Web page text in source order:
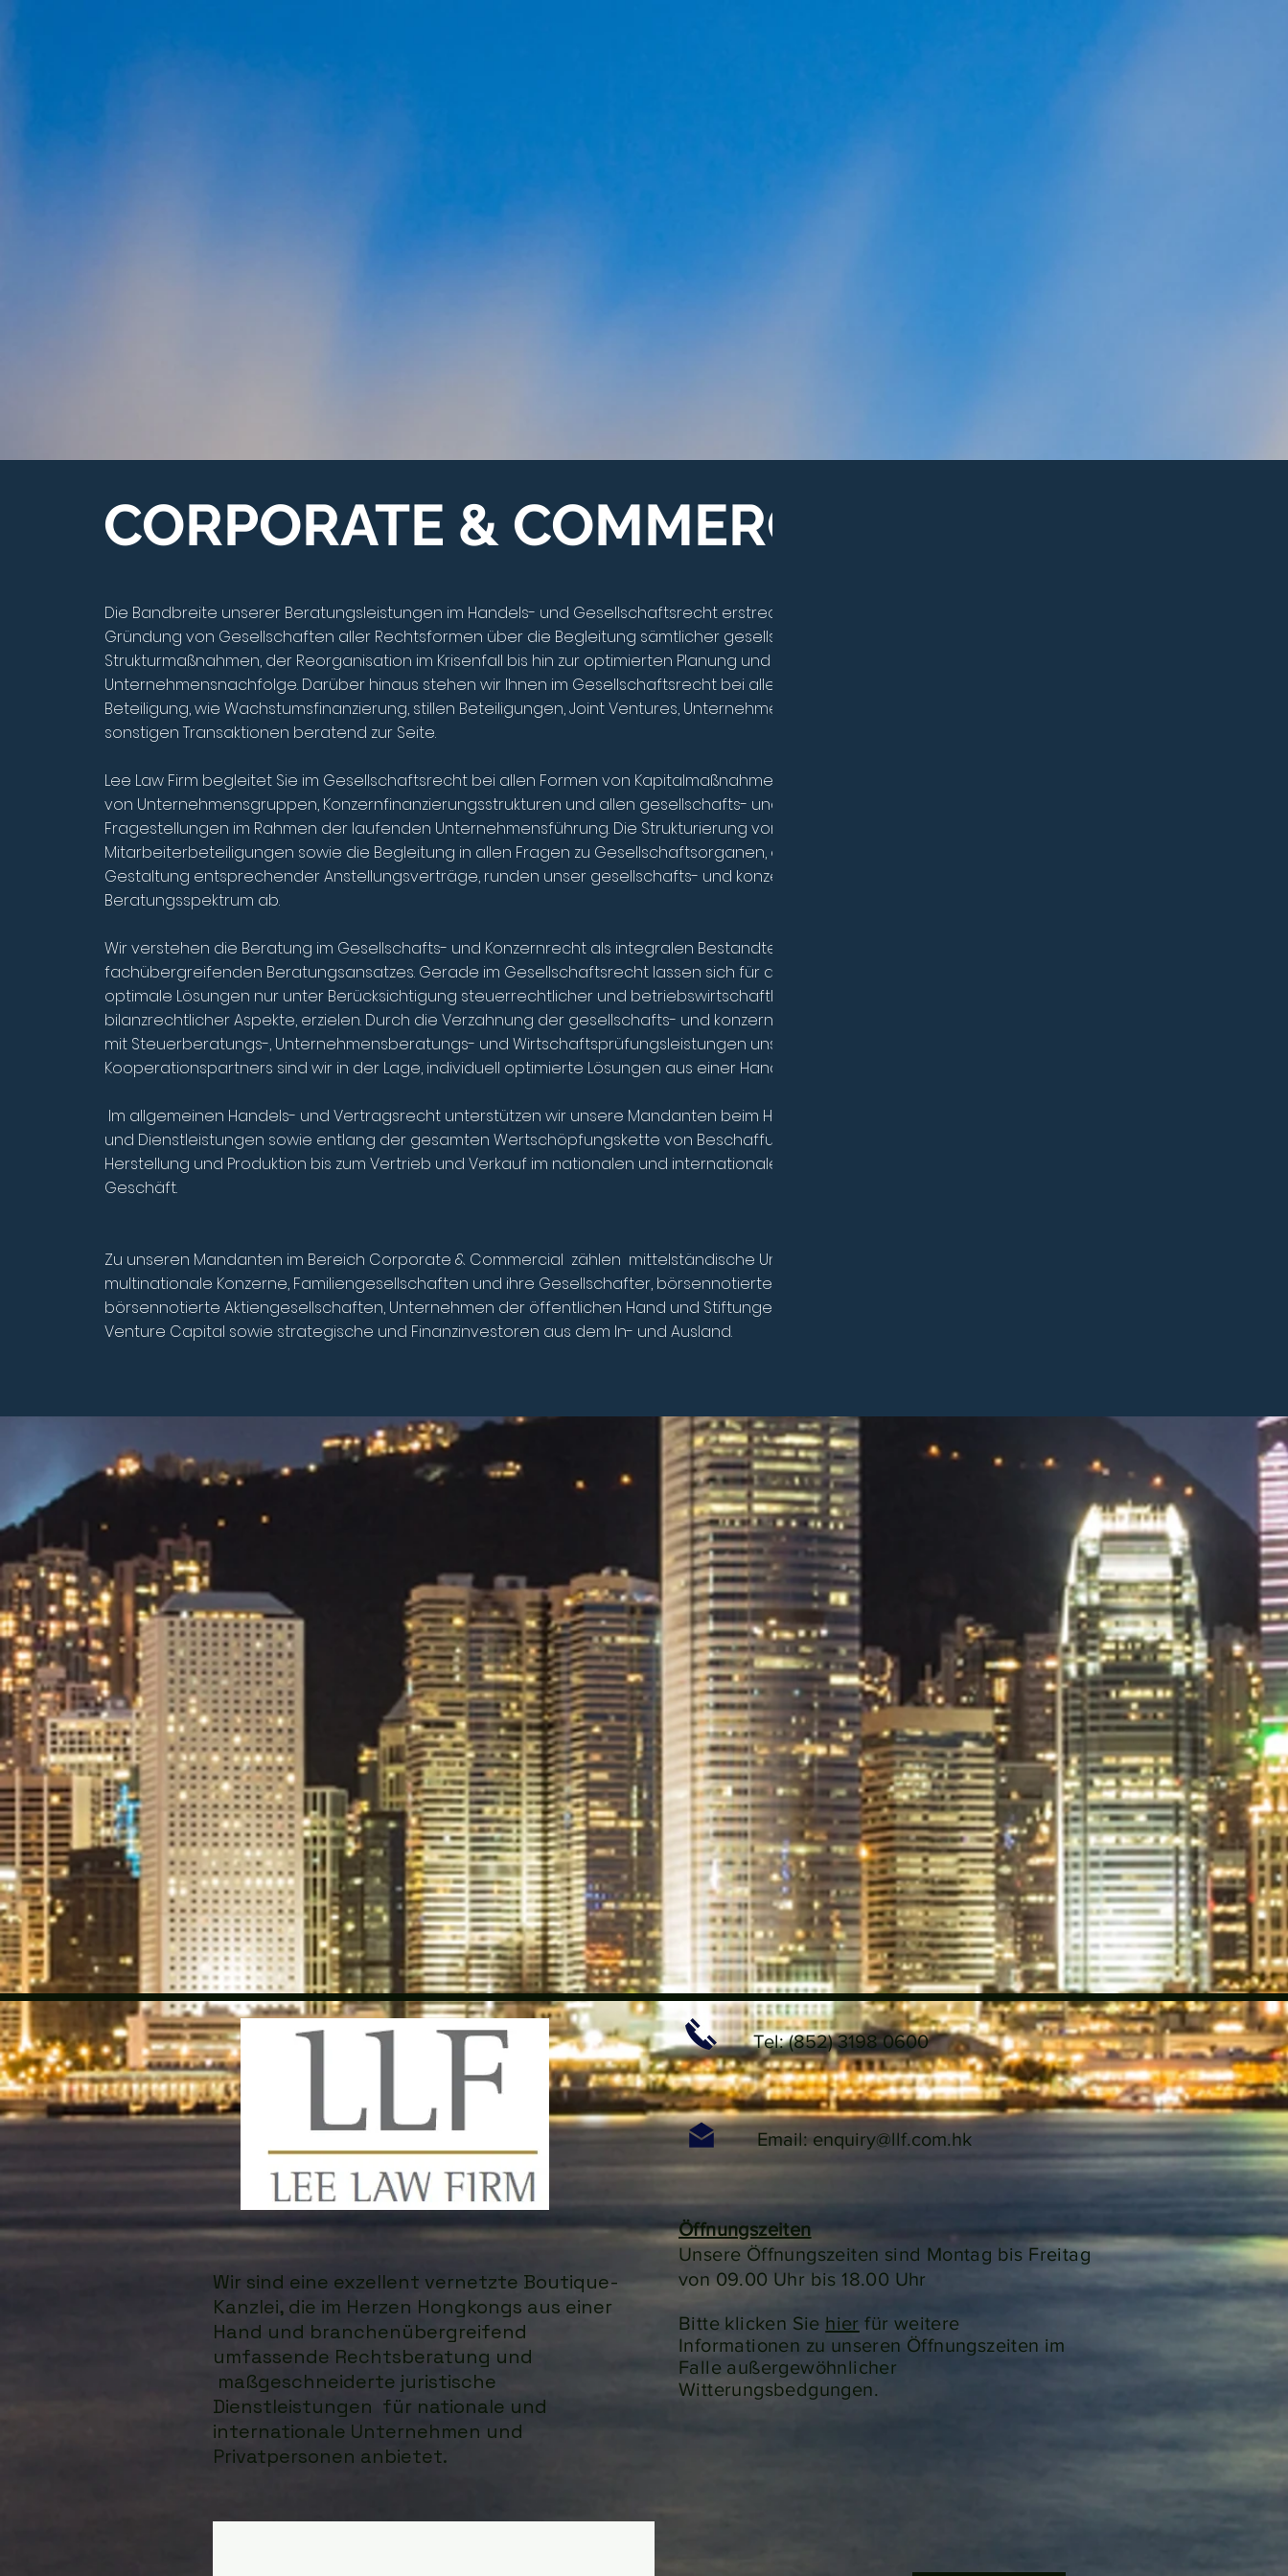
CORPORATE & COMMERCIAL
Die Bandbreite unserer Beratungsleistungen im Handels- und Gesellschaftsrecht erstreckt sich von der
Gründung von Gesellschaften aller Rechtsformen über die Begleitung sämtlicher gesellschaftsrechtlicher
Strukturmaßnahmen, der Reorganisation im Krisenfall bis hin zur optimierten Planung und Abwicklung der
Unternehmensnachfolge. Darüber hinaus stehen wir Ihnen im Gesellschaftsrecht bei allen Formen der
Beteiligung, wie Wachstumsfinanzierung, stillen Beteiligungen, Joint Ventures, Unternehmenskäufen und
sonstigen Transaktionen beratend zur Seite.
Lee Law Firm begleitet Sie im Gesellschaftsrecht bei allen Formen von Kapitalmaßnahmen, Umstrukturierungen
von Unternehmensgruppen, Konzernfinanzierungsstrukturen und allen gesellschafts- und konzernrechtlichen
Fragestellungen im Rahmen der laufenden Unternehmensführung. Die Strukturierung von
Mitarbeiterbeteiligungen sowie die Begleitung in allen Fragen zu Gesellschaftsorganen, einschließlich der
Gestaltung entsprechender Anstellungsverträge, runden unser gesellschafts- und konzernrechtliches
Beratungsspektrum ab.
Wir verstehen die Beratung im Gesellschafts- und Konzernrecht als integralen Bestandteil eines
fachübergreifenden Beratungsansatzes. Gerade im Gesellschaftsrecht lassen sich für den Mandanten
optimale Lösungen nur unter Berücksichtigung steuerrechtlicher und betriebswirtschaftlicher, insbesondere
bilanzrechtlicher Aspekte, erzielen. Durch die Verzahnung der gesellschafts- und konzernrechtlichen Beratung
mit Steuerberatungs-, Unternehmensberatungs- und Wirtschaftsprüfungsleistungen unseres
Kooperationspartners sind wir in der Lage, individuell optimierte Lösungen aus einer Hand anzubieten.
Im allgemeinen Handels- und Vertragsrecht unterstützen wir unsere Mandanten beim Handel von Gütern
und Dienstleistungen sowie entlang der gesamten Wertschöpfungskette von Beschaffung und Einkauf über
Herstellung und Produktion bis zum Vertrieb und Verkauf im nationalen und internationalen B2B sowie B2C
Geschäft.
Zu unseren Mandanten im Bereich Corporate & Commercial zählen mittelständische Unternehmen und
multinationale Konzerne, Familiengesellschaften und ihre Gesellschafter, börsennotierte und nicht
börsennotierte Aktiengesellschaften, Unternehmen der öffentlichen Hand und Stiftungen, Start-ups und
Venture Capital sowie strategische und Finanzinvestoren aus dem In- und Ausland.
Wir sind eine exzellent vernetzte Boutique-
Kanzlei, die im Herzen Hongkongs aus einer
Hand und branchenübergreifend
umfassende Rechtsberatung und
maßgeschneiderte juristische
Dienstleistungen für nationale und
internationale Unternehmen und
Privatpersonen anbietet.
Tel: (852) 3198 0600
Email: enquiry@llf.com.hk
Öffnungszeiten
Unsere Öffnungszeiten sind Montag bis Freitag
von 09.00 Uhr bis 18.00 Uhr
Bitte klicken Sie hier für weitere
Informationen zu unseren Öffnungszeiten im
Falle außergewöhnlicher
Witterungsbedgungen.